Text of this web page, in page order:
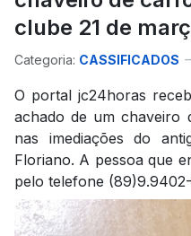
clube 21 de
Categoria: CASSIFICADOS
O portal jc24horas
achado de um chaveiro
nas imediações do
Floriano. A pessoa que
pelo telefone